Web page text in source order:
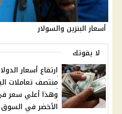
أسعار البنزين والسولار
لا يفوتك
ارتفاع أسعار
وهذا أعلي سعر
الأخضر في السوق